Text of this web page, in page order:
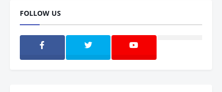
FOLLOW US